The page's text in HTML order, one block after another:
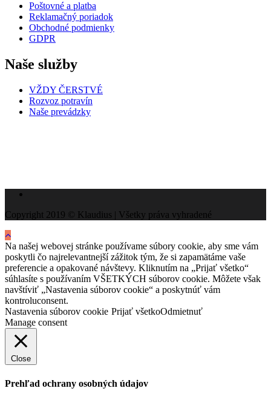
Poštovné a platba
Reklamačný poriadok
Obchodné podmienky
GDPR
Naše služby
VŽDY ČERSTVÉ
Rozvoz potravín
Naše prevádzky
Copyright 2019 © Klaudius | Všetky práva vyhradené
Na našej webovej stránke používame súbory cookie, aby sme vám
poskytli čo najrelevantnejší zážitok tým, že si zapamätáme vaše
preferencie a opakované návštevy. Kliknutím na „Prijať všetko“
súhlasíte s používaním VŠETKÝCH súborov cookie. Môžete však
navštíviť „Nastavenia súborov cookie“ a poskytnúť vám
kontroluconsent.
Nastavenia súborov cookie Prijať všetkoOdmietnuť
Manage consent
Close
Prehľad ochrany osobných údajov